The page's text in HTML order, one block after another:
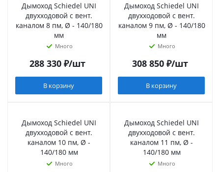
Дымоход Schiedel UNI
двухходовой с вент.
каналом 8 пм, Ø - 140/180
мм
Много
288 330₽/шт
В корзину
Дымоход Schiedel UNI
двухходовой с вент.
каналом 9 пм, Ø - 140/180
мм
Много
308 850₽/шт
В корзину
Дымоход Schiedel UNI
двухходовой с вент.
каналом 10 пм, Ø -
140/180 мм
Много
Дымоход Schiedel UNI
двухходовой с вент.
каналом 11 пм, Ø -
140/180 мм
Много